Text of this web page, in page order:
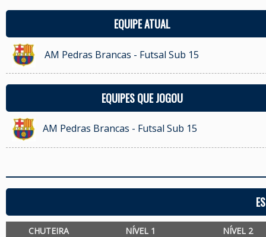
EQUIPE ATUAL
AM Pedras Brancas - Futsal Sub 15
EQUIPES QUE JOGOU
AM Pedras Brancas - Futsal Sub 15
CHUTEIRA NÍVEL 1 NÍVEL 2